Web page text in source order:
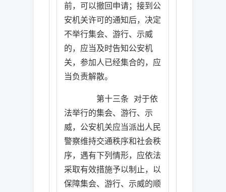
前，可以撤回申请；接到公
安机关许可的通知后，决定
不举行集会、游行、示威
的，应当及时告知公安机
关，参加人已经集合的，应
当负责解散。
第十三条 对于依
法举行的集会、游行、示
威，公安机关应当派出人民
警察维持交通秩序和社会秩
序，遇有下列情形，应依法
采取有效措施予以制止，以
保障集会、游行、示威的顺